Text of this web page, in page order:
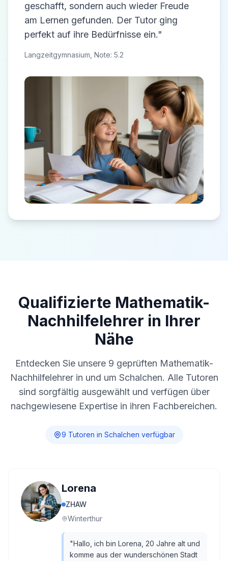
geschafft, sondern auch wieder Freude
am Lernen gefunden. Der Tutor ging
perfekt auf ihre Bedürfnisse ein."
Langzeitgymnasium, Note: 5.2
Qualifizierte Mathematik-
Nachhilfelehrer in Ihrer
Nähe
Entdecken Sie unsere 9 geprüften Mathematik-
Nachhilfelehrer in und um Schalchen. Alle Tutoren
sind sorgfältig ausgewählt und verfügen über
nachgewiesene Expertise in ihren Fachbereichen.
9 Tutoren in Schalchen verfügbar
Lorena
ZHAW
Winterthur
"Hallo, ich bin Lorena, 20 Jahre alt und
komme aus der wunderschönen Stadt